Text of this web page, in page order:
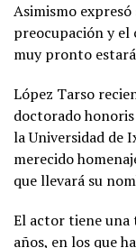
Asimismo
preocupación y el
muy pronto
López Tarso
doctorado
la Universidad de
merecido
que llevará su
El actor tiene una
años, en los que